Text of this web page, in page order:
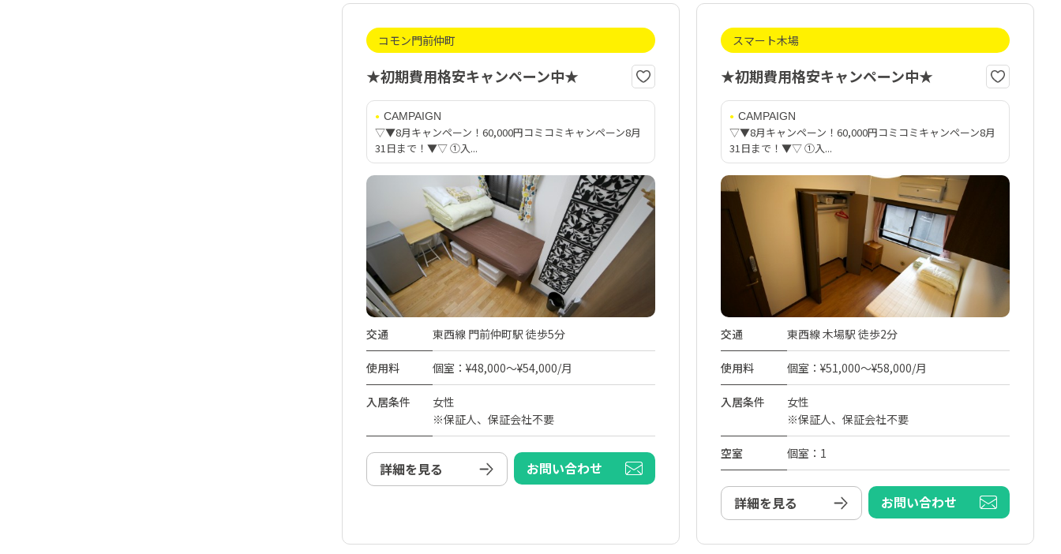
コモン門前仲町
★初期費用格安キャンペーン中★
CAMPAIGN
▽▼8月キャンペーン！60,000円コミコミキャンペーン8月
31日まで！▼▽ ①入...
交通 東西線 門前仲町駅 徒歩5分
使用料 個室：¥48,000～¥54,000/月
入居条件
女性
※保証人、保証会社不要
詳細を見る お問い合わせ
スマート木場
★初期費用格安キャンペーン中★
CAMPAIGN
▽▼8月キャンペーン！60,000円コミコミキャンペーン8月
31日まで！▼▽ ①入...
交通 東西線 木場駅 徒歩2分
使用料 個室：¥51,000～¥58,000/月
入居条件
女性
※保証人、保証会社不要
空室 個室：1
詳細を見る お問い合わせ